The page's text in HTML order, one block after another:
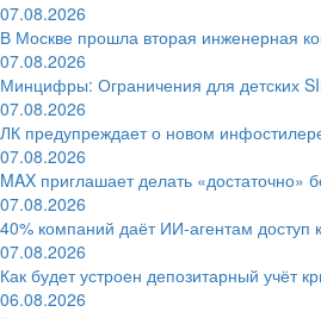
07.08.2026
В Москве прошла вторая инженерная
07.08.2026
Минцифры: Ограничения для детских
07.08.2026
ЛК предупреждает о новом
07.08.2026
MAX приглашает делать «достаточно»
07.08.2026
40% компаний даёт ИИ‑агентам доступ
07.08.2026
Как будет устроен депозитарный учёт
06.08.2026